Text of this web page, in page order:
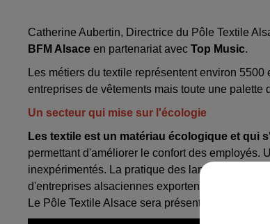
Catherine Aubertin, Directrice du Pôle Textile
BFM Alsace en partenariat avec Top Music.
Les métiers du textile représentent environ
entreprises de vêtements mais toute une palette
Un secteur qui mise sur l'écologie
Les textile est un matériau écologique et qui
permettant d'améliorer le confort des employés.
inexpérimentés. La pratique des langues
d'entreprises alsaciennes exportent.
Le Pôle Textile Alsace sera présent sur un